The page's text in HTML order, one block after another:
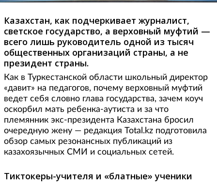
Казахстан, как подчеркивает журналист,
светское государство, а верховный муфтий —
всего лишь руководитель одной из тысяч
общественных организаций страны, а не
президент страны.
Как в Туркестанской области школьный директор
«давит» на педагогов, почему верховный муфтий
ведет себя словно глава государства, зачем коуч
оскорбил мать ребенка-аутиста и за что
племянник экс-президента Казахстана бросил
очередную жену — редакция Total.kz подготовила
обзор самых резонансных публикаций из
казахоязычных СМИ и социальных сетей.
Тиктокеры-учителя и «блатные» ученики